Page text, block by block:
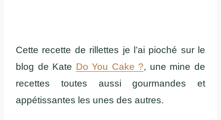
Cette recette de rillettes je l’ai pioché sur le
blog de Kate Do You Cake ?, une mine de
recettes toutes aussi gourmandes et
appétissantes les unes des autres.